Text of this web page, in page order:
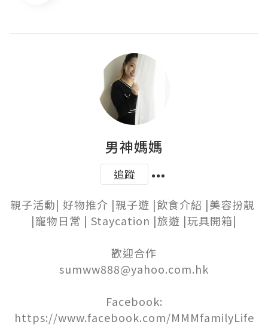
男神媽媽
追蹤
親子活動| 好物推介 |親子遊 |飲食介紹 |美容扮靚
|寵物日常 | Staycation |旅遊 |玩具開箱|
歡迎合作
sumww888@yahoo.com.hk
Facebook:
https://www.facebook.com/MMMfamilyLife